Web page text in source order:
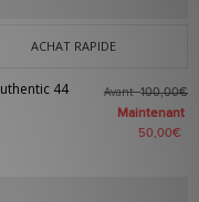
ACHAT RAPIDE
44
Avant100,00€
Maintenant
50,00€